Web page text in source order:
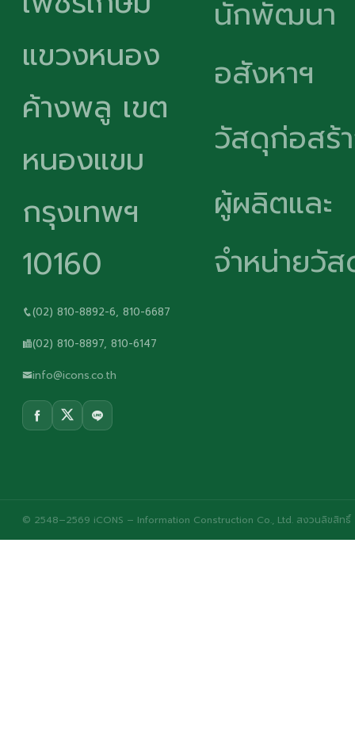
แขวงหนอง
ค้างพลู เขต
หนองแขม
กรุงเทพฯ
10160
(02) 810-8892-6, 810-6687
(02) 810-8897, 810-6147
info@icons.co.th
นักพัฒนา
อสังหาฯ
วัสดุก่อสร้
ผู้ผลิตและ
จำหน่ายวั
© 2548–2569 iCONS – Information Construction Co., Ltd. สงวนลิขสิทธิ์